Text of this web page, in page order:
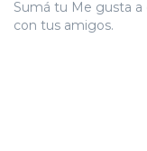
Sumá tu Me gusta
con tus amigos.